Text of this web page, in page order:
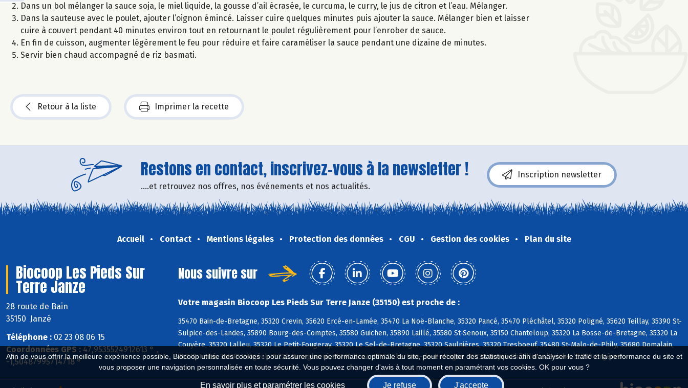
Afin de vous offrir la meilleure expérience possible, Biocoop utilise des cookies : pour assurer une performance optimale du site, pour récolter des statistiques afin d'analyser le trafic et la performance du site et
vous proposer une navigation personnalisée en toute sécurité. Vous pouvez changer d'avis à tout moment en paramétrant vos cookies. OK pour vous ?
En savoir plus et paramétrer les cookies Je refuse J'accepte
Dans un bol mélanger la sauce soja, le miel liquide, la gousse d’ail écrasée, le curcuma, le curry, le jus de citron et l’eau. Mélanger.
Dans la sauteuse avec le poulet, ajouter l’oignon émincé. Laisser cuire quelques minutes puis ajouter la sauce. Mélanger bien et laisser
cuire à couvert pendant 40 minutes environ tout en retournant le poulet régulièrement pour l’enrober de sauce.
En fin de cuisson, augmenter légèrement le feu pour réduire et faire caraméliser la sauce pendant une dizaine de minutes.
Servir bien chaud accompagné de riz basmati.
Retour à la liste Imprimer la recette
Restons en contact, inscrivez-vous à la newsletter !
....et retrouvez nos offres, nos événements et nos actualités.
Inscription newsletter
Accueil Contact Mentions légales Protection des données CGU Gestion des cookies Plan du site
Biocoop Les Pieds Sur
Terre Janze
28 route de Bain
35150 Janzé
Téléphone : 02 23 08 06 15
Coordonnées GPS : 47,9535524912613 ° ,
-1,50487995714718 °
Nous suivre sur
Votre magasin Biocoop Les Pieds Sur Terre Janze (35150) est proche de :
35470 Bain-de-Bretagne, 35320 Crevin, 35620 Ercé-en-Lamée, 35470 La Noë-Blanche, 35320 Pancé, 35470 Pléchâtel, 35320 Poligné, 35620 Teillay, 35390 St-
Sulpice-des-Landes, 35890 Bourg-des-Comptes, 35580 Guichen, 35890 Laillé, 35580 St-Senoux, 35150 Chanteloup, 35320 La Bosse-de-Bretagne, 35320 La
Couyère, 35320 Lalleu, 35320 Le Petit-Fougeray, 35320 Le Sel-de-Bretagne, 35320 Saulnières, 35320 Tresboeuf, 35480 St-Malo-de-Phily, 35680 Domalain,
35370 Torcé, 35680 Vergéal, 35230 Bourgbarré, 35170 Bruz, 35131 Chartres-de-Bretagne, 35230 Noyal-Châtillon s/Seiche, 35230 Orgères